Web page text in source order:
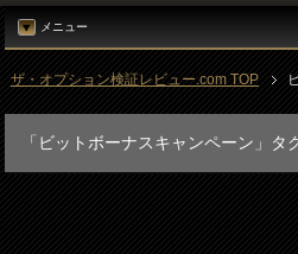
メニュー
ザ・オプション検証レビュー.com TOP
「ビットボーナスキャンペーン」タ